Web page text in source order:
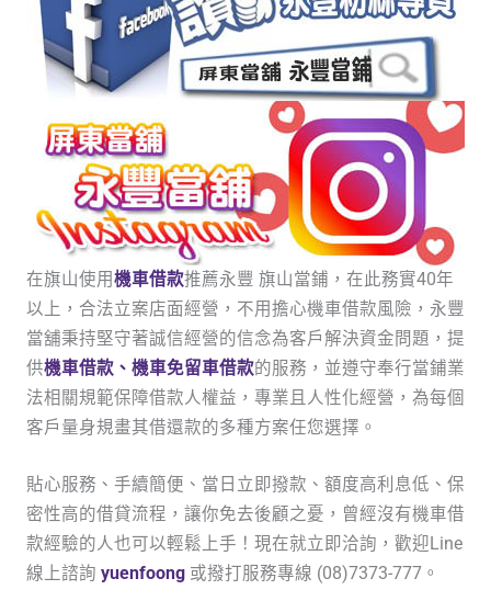
在旗山使用機車借款推薦永豐 旗山當鋪，在此務實40年
以上，合法立案店面經營，不用擔心機車借款風險，永豐
當舖秉持堅守著誠信經營的信念為客戶解決資金問題，提
供機車借款、機車免留車借款的服務，並遵守奉行當鋪業
法相關規範保障借款人權益，專業且人性化經營，為每個
客戶量身規畫其借還款的多種方案任您選擇。
貼心服務、手續簡便、當日立即撥款、額度高利息低、保
密性高的借貸流程，讓你免去後顧之憂，曾經沒有機車借
款經驗的人也可以輕鬆上手！現在就立即洽詢，歡迎Line
線上諮詢 yuenfoong 或撥打服務專線 (08)7373-777。